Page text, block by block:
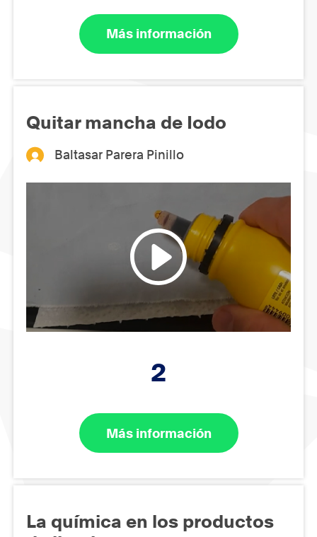
Más información
Quitar mancha de Iodo
Baltasar Parera Pinillo
2
Más información
La química en los productos